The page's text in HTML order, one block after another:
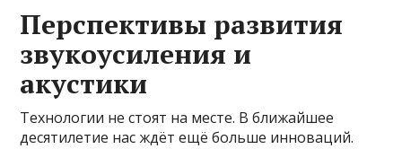
Перспективы развития
звукоусиления и
акустики
Технологии не стоят на месте. В ближайшее
десятилетие нас ждёт ещё больше инноваций.